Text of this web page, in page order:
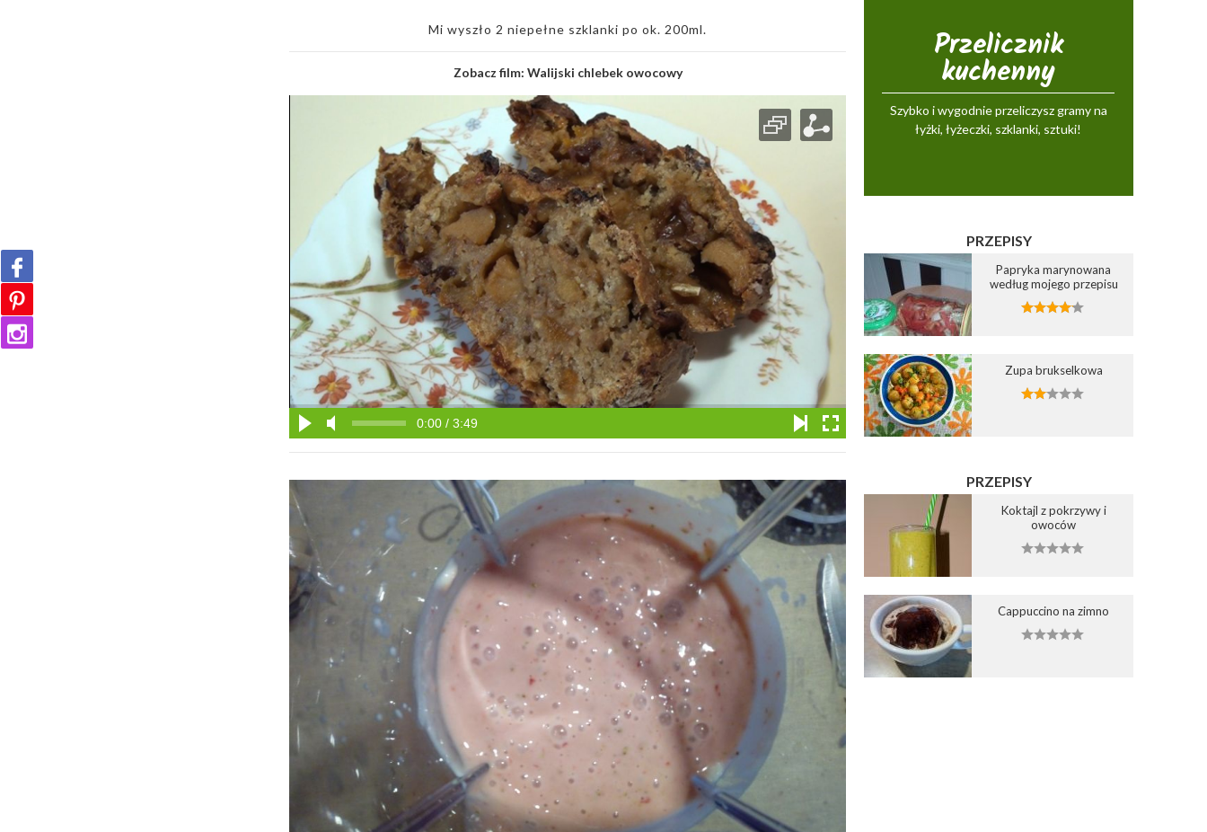
Mi wyszło 2 niepełne szklanki po ok. 200ml.
Zobacz film: Walijski chlebek owocowy
0:00 / 3:49
Przelicznik
kuchenny
Szybko i wygodnie przeliczysz gramy na
łyżki, łyżeczki, szklanki, sztuki!
PRZEPISY
Papryka marynowana
według mojego przepisu
Zupa brukselkowa
PRZEPISY
Koktajl z pokrzywy i
owoców
Cappuccino na zimno